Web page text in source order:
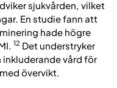
sjukvården, vilket
En studie fann att
hade högre
12 Det understryker
vård för
övervikt.